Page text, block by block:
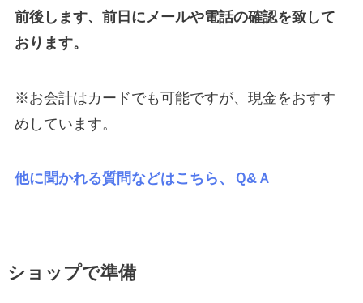
前後します、前日にメールや電話の確認を致して
おります。
※お会計はカードでも可能ですが、現金をおすす
めしています。
他に聞かれる質問などはこちら、Ｑ&Ａ
ショップで準備